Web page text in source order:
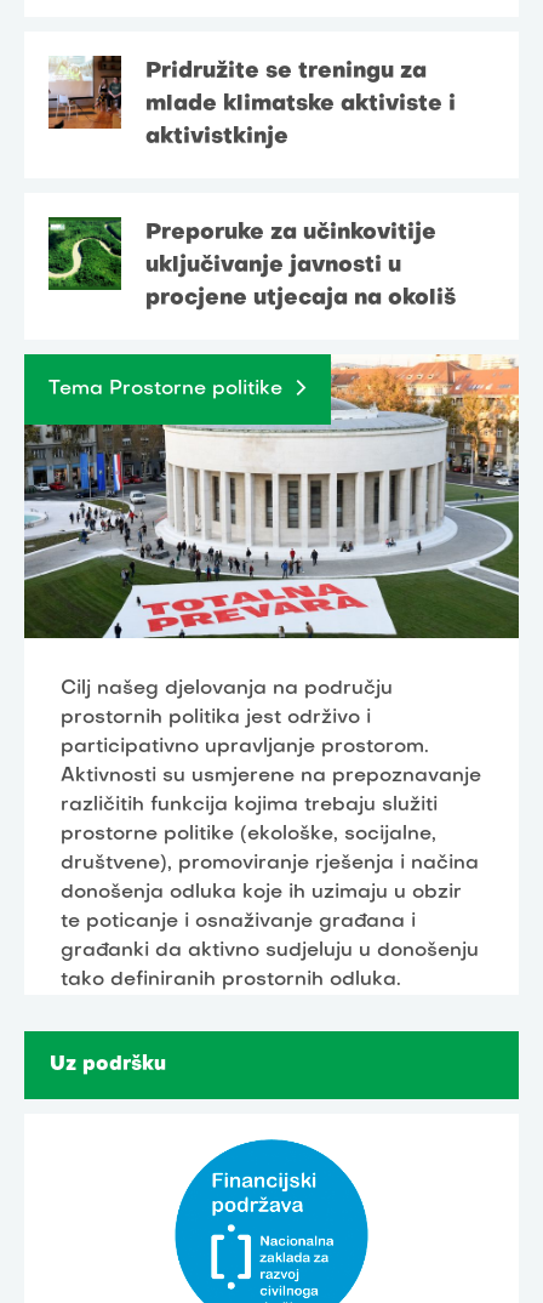
Pridružite se treningu za
mlade klimatske aktiviste i
aktivistkinje
Preporuke za učinkovitije
uključivanje javnosti u
procjene utjecaja na okoliš
Tema Prostorne politike
Cilj našeg djelovanja na području
prostornih politika jest održivo i
participativno upravljanje prostorom.
Aktivnosti su usmjerene na prepoznavanje
različitih funkcija kojima trebaju služiti
prostorne politike (ekološke, socijalne,
društvene), promoviranje rješenja i načina
donošenja odluka koje ih uzimaju u obzir
te poticanje i osnaživanje građana i
građanki da aktivno sudjeluju u donošenju
tako definiranih prostornih odluka.
Uz podršku